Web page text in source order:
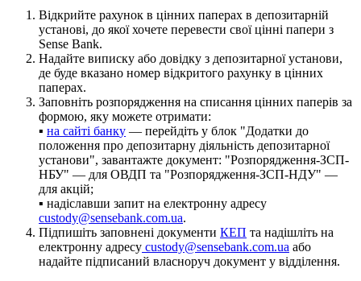
Відкрийте рахунок в цінних паперах в депозитарній
установі, до якої хочете перевести свої цінні папери з
Sense Bank.
Надайте виписку або довідку з депозитарної установи,
де буде вказано номер відкритого рахунку в цінних
паперах.
Заповніть розпорядження на списання цінних паперів за
формою, яку можете отримати:
▪ на сайті банку — перейдіть у блок "Додатки до
положення про депозитарну діяльність депозитарної
установи", завантажте документ: "Розпорядження-ЗСП-
НБУ" — для ОВДП та "Розпорядження-ЗСП-НДУ" —
для акцій;
▪ надіславши запит на електронну адресу
custody@sensebank.com.ua.
Підпишіть заповнені документи КЕП та надішліть на
електронну адресу custody@sensebank.com.ua або
надайте підписаний власноруч документ у відділення.